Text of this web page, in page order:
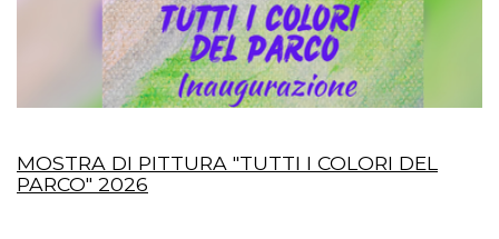
MOSTRA DI PITTURA "TUTTI I COLORI DEL
PARCO" 2026